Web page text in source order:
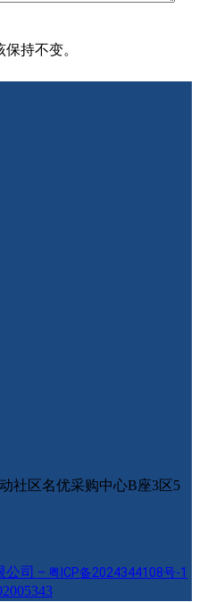
持不变。
社区名优采购中心B座3区5
公司 – 粤ICP备2024344108号-1